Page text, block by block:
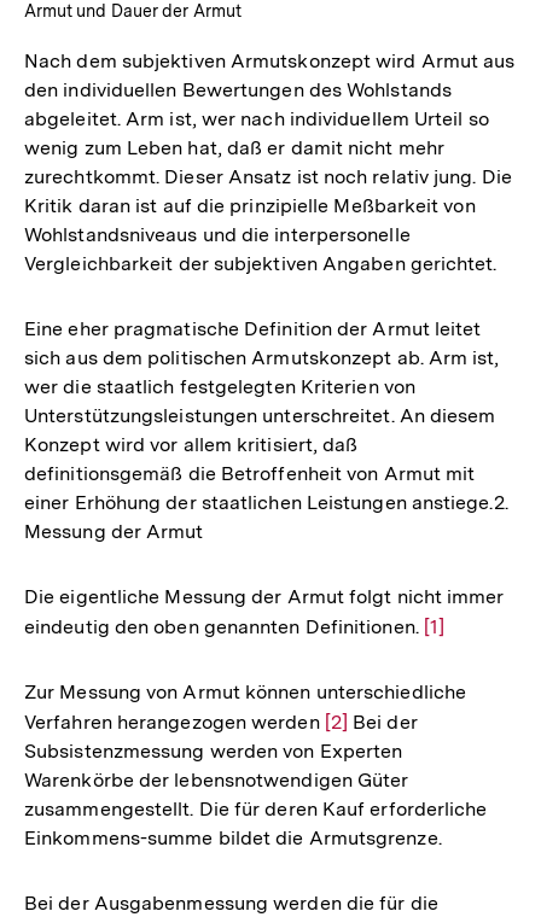
Armut und Dauer der Armut
Nach dem subjektiven Armutskonzept wird Armut aus
den individuellen Bewertungen des Wohlstands
abgeleitet. Arm ist, wer nach individuellem Urteil so
wenig zum Leben hat, daß er damit nicht mehr
zurechtkommt. Dieser Ansatz ist noch relativ jung. Die
Kritik daran ist auf die prinzipielle Meßbarkeit von
Wohlstandsniveaus und die interpersonelle
Vergleichbarkeit der subjektiven Angaben gerichtet.
Eine eher pragmatische Definition der Armut leitet
sich aus dem politischen Armutskonzept ab. Arm ist,
wer die staatlich festgelegten Kriterien von
Unterstützungsleistungen unterschreitet. An diesem
Konzept wird vor allem kritisiert, daß
definitionsgemäß die Betroffenheit von Armut mit
einer Erhöhung der staatlichen Leistungen anstiege.2.
Messung der Armut
Die eigentliche Messung der Armut folgt nicht immer
eindeutig den oben genannten Definitionen. Zur
der
[1]
Zur Messung von Armut können unterschiedliche
Verfahren herangezogen werden Zur
Auflösung
der
Fußnote
[2] Bei der
Subsistenzmessung werden von Experten
Warenkörbe der lebensnotwendigen Güter
zusammengestellt. Die für deren Kauf erforderliche
Einkommens-summe bildet die Armutsgrenze.
Bei der Ausgabenmessung werden die für die